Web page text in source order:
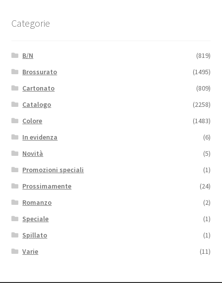
Categorie
B/N
(819)
Brossurato
(1495)
Cartonato
(809)
Catalogo
(2258)
Colore
(1483)
In evidenza
(6)
Novità
(5)
Promozioni speciali
(1)
Prossimamente
(24)
Romanzo
(2)
Speciale
(1)
Spillato
(1)
Varie
(11)